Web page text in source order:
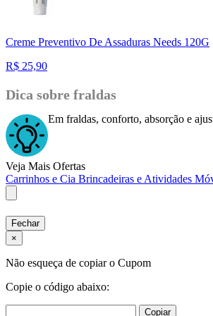
Creme Preventivo De Assaduras Needs 120G
R$ 25,90
Dica sobre fraldas
Em fraldas, conforto, absorção e
Veja Mais Ofertas
Carrinhos e Cia Brincadeiras e Atividades
Fechar
×
Não esqueça de copiar o Cupom
Copie o código abaixo:
Copiar